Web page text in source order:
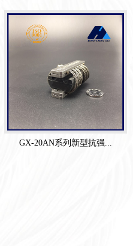
GX-20AN系列新型抗强...